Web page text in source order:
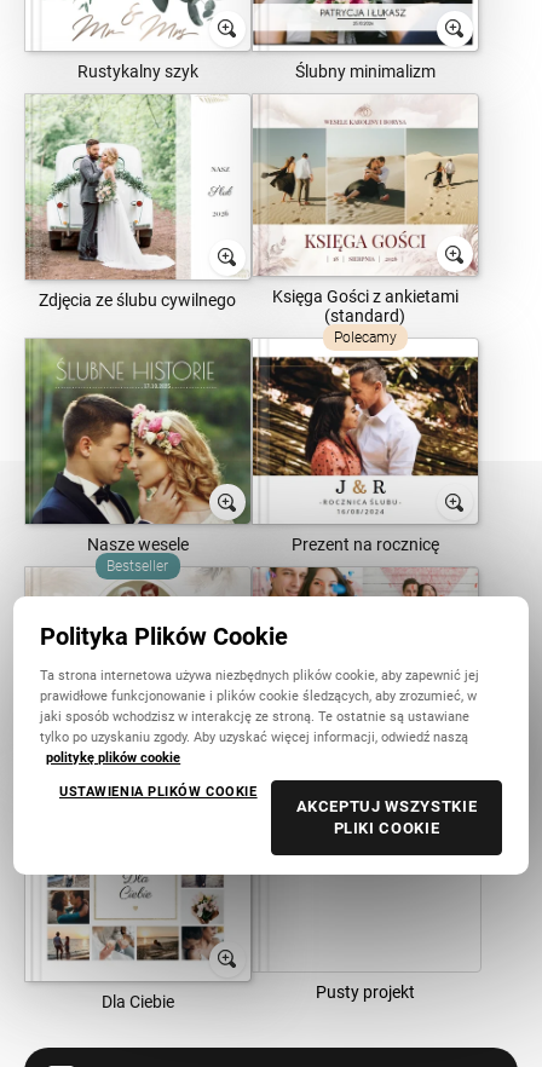
Rustykalny szyk Ślubny minimalizm
Zdjęcia ze ślubu cywilnego
Księga Gości z ankietami
(standard)
Nasze wesele
Polecamy
Prezent na rocznicę
Bestseller
Złote Gody
Dla Ciebie
Pusty projekt
Polityka Plików Cookie
Ta strona internetowa używa niezbędnych plików cookie, aby zapewnić jej
prawidłowe funkcjonowanie i plików cookie śledzących, aby zrozumieć, w
jaki sposób wchodzisz w interakcję ze stroną. Te ostatnie są ustawiane
tylko po uzyskaniu zgody. Aby uzyskać więcej informacji, odwiedź naszą
politykę plików cookie
USTAWIENIA PLIKÓW COOKIE
AKCEPTUJ WSZYSTKIE
PLIKI COOKIE